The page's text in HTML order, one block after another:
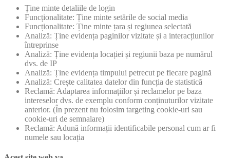
Ține minte detaliile de login
Funcționalitate: Ține minte setările de social media
Funcționalitate: Ține minte țara și regiunea selectată
Analiză: Ține evidența paginilor vizitate și a interacțiunilor
întreprinse
Analiză: Ține evidența locației și regiunii baza pe numărul
dvs. de IP
Analiză: Ține evidența timpului petrecut pe fiecare pagină
Analiză: Crește calitatea datelor din funcția de statistică
Reclamă: Adaptarea informațiilor și reclamelor pe baza
intereselor dvs. de exemplu conform conținuturilor vizitate
anterior. (În prezent nu folosim targeting cookie-uri sau
cookie-uri de semnalare)
Reclamă: Adună informații identificabile personal cum ar fi
numele sau locația